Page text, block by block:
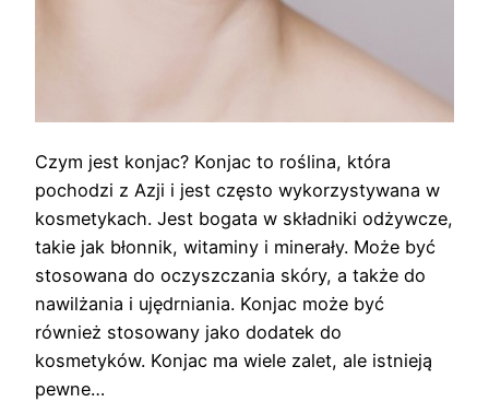
Czym jest konjac? Konjac to roślina, która
pochodzi z Azji i jest często wykorzystywana w
kosmetykach. Jest bogata w składniki odżywcze,
takie jak błonnik, witaminy i minerały. Może być
stosowana do oczyszczania skóry, a także do
nawilżania i ujędrniania. Konjac może być
również stosowany jako dodatek do
kosmetyków. Konjac ma wiele zalet, ale istnieją
pewne…